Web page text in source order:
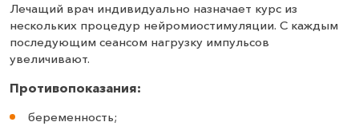
Лечащий врач индивидуально назначает курс из
нескольких процедур нейромиостимуляции. С каждым
последующим сеансом нагрузку импульсов
увеличивают.
Противопоказания:
беременность;